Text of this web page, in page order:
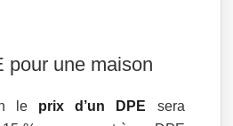
pour une maison
le prix d’un DPE sera